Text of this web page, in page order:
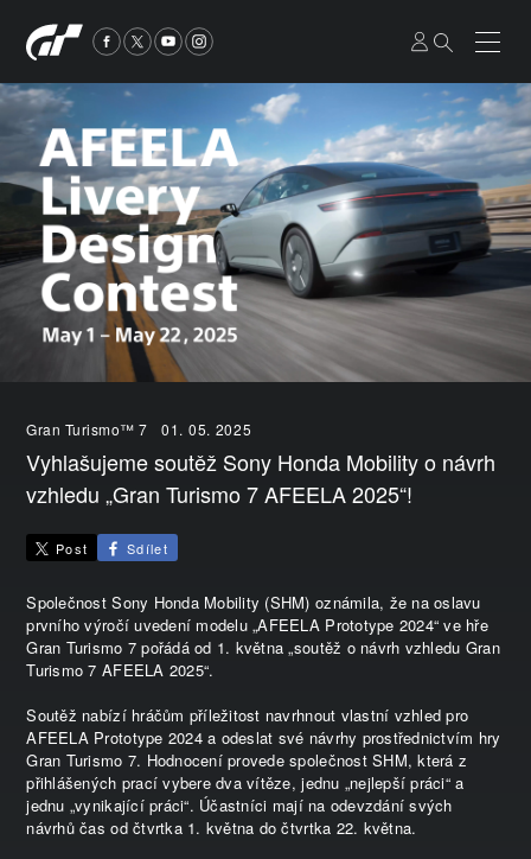
Gran Turismo™ 7 01. 05. 2025
Vyhlašujeme soutěž Sony Honda Mobility o návrh
vzhledu „Gran Turismo 7 AFEELA 2025“!
Post Sdílet
Společnost Sony Honda Mobility (SHM) oznámila, že na oslavu
prvního výročí uvedení modelu „AFEELA Prototype 2024“ ve hře
Gran Turismo 7 pořádá od 1. května „soutěž o návrh vzhledu Gran
Turismo 7 AFEELA 2025“.
Soutěž nabízí hráčům příležitost navrhnout vlastní vzhled pro
AFEELA Prototype 2024 a odeslat své návrhy prostřednictvím hry
Gran Turismo 7. Hodnocení provede společnost SHM, která z
přihlášených prací vybere dva vítěze, jednu „nejlepší práci“ a
jednu „vynikající práci“. Účastníci mají na odevzdání svých
návrhů čas od čtvrtka 1. května do čtvrtka 22. května.